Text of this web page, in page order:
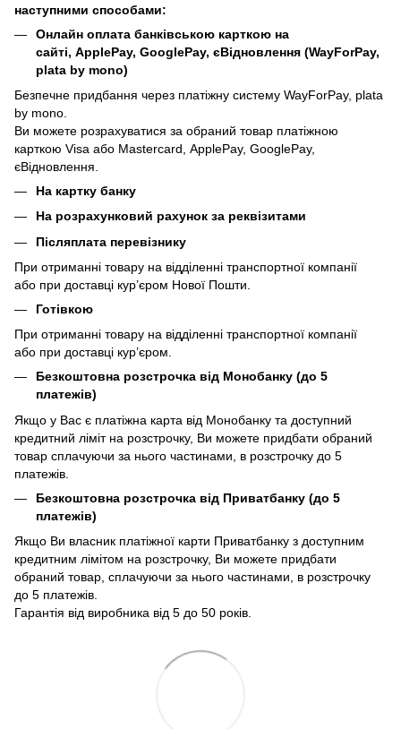
наступними способами:
Онлайн оплата банківською карткою на
сайті, ApplePay, GooglePay, єВідновлення (WayForPay,
plata by mono)
Безпечне придбання через платіжну систему WayForPay, plata
by mono.
Ви можете розрахуватися за обраний товар платіжною
карткою Visa або Mastercard, ApplePay, GooglePay,
єВідновлення.
На картку банку
На розрахунковий рахунок за реквізитами
Післяплата перевізнику
При отриманні товару на відділенні транспортної компанії
або при доставці кур’єром Нової Пошти.
Готівкою
При отриманні товару на відділенні транспортної компанії
або при доставці кур’єром.
Безкоштовна розстрочка від Монобанку (до 5
платежів)
Якщо у Вас є платіжна карта від Монобанку та доступний
кредитний ліміт на розстрочку, Ви можете придбати обраний
товар сплачуючи за нього частинами, в розстрочку до 5
платежів.
Безкоштовна розстрочка від Приватбанку (до 5
платежів)
Якщо Ви власник платіжної карти Приватбанку з доступним
кредитним лімітом на розстрочку, Ви можете придбати
обраний товар, сплачуючи за нього частинами, в розстрочку
до 5 платежів.
Гарантія від виробника від 5 до 50 років.